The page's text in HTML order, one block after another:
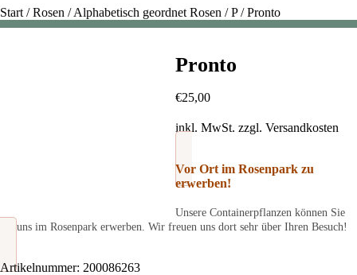
Start /Rosen /Alphabetisch geordnet Rosen /P/Pronto
Pronto
€25,00
inkl. MwSt. zzgl.Versandkosten
Vor Ort im Rosenpark zu
erwerben!
Unsere Containerpflanzen können Sie
bei uns im Rosenpark erwerben. Wir freuen uns dort sehr über Ihren Besuch!
Artikelnummer: 200086263